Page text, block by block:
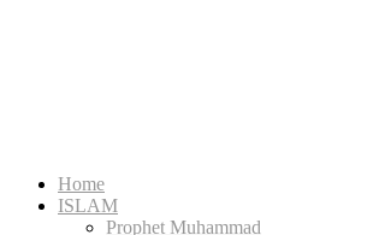
Home
ISLAM
Prophet Muhammad